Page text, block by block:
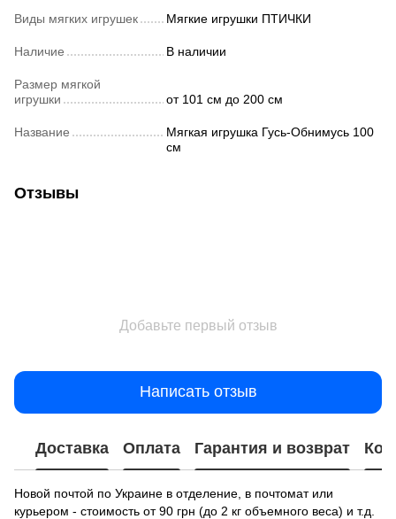
Виды мягких игрушек Мягкие игрушки ПТИЧКИ
Наличие В наличии
Размер мягкой
игрушки
от 101 см до 200 см
Название
Мягкая игрушка Гусь-Обнимусь 100
см
Отзывы
Добавьте первый отзыв
Написать отзыв
Доставка Оплата Гарантия и возврат
Новой почтой по Украине в отделение, в почтомат или
курьером - стоимость от 90 грн (до 2 кг объемного веса) и т.д.